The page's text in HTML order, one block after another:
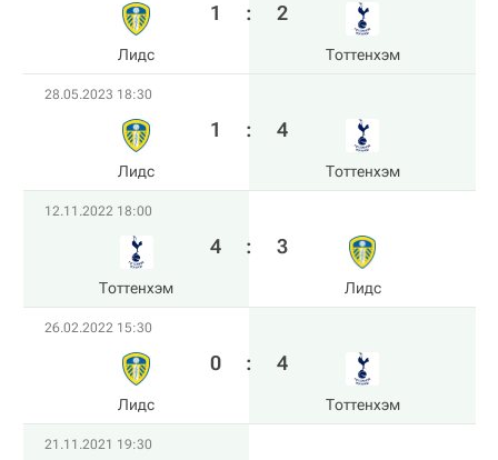
Лидс
1 : 2
Тоттенхэм
28.05.2023 18:30
Лидс
1 : 4
Тоттенхэм
12.11.2022 18:00
Тоттенхэм
4 : 3
Лидс
26.02.2022 15:30
Лидс
0 : 4
Тоттенхэм
21.11.2021 19:30